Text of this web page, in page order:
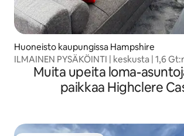
Huoneisto kaupungissa Hampshire
ILMAINEN PYSÄKÖINTI | keskusta | 1,6
Muita upeita loma-
paikkaa Highclere